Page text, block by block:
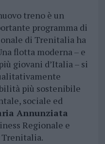
treno è un
programma di
di Trenitalia ha
flotta moderna – e
giovani d’Italia – si
più sostenibile
sociale ed
Annunziata
Regionale e